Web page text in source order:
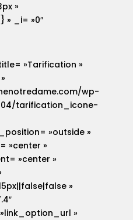
»
_i= »0″
»Tarification »
wp-
tarification_icone-
»outside »
»center »
»center »
»
»